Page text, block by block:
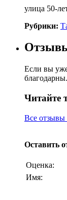
улица 50-
Рубрики:
Если вы
благодарны.
Читайте
Все отзывы
Оставить
Оценка:
Имя: